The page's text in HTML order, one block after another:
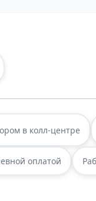
в колл-центре
оплатой